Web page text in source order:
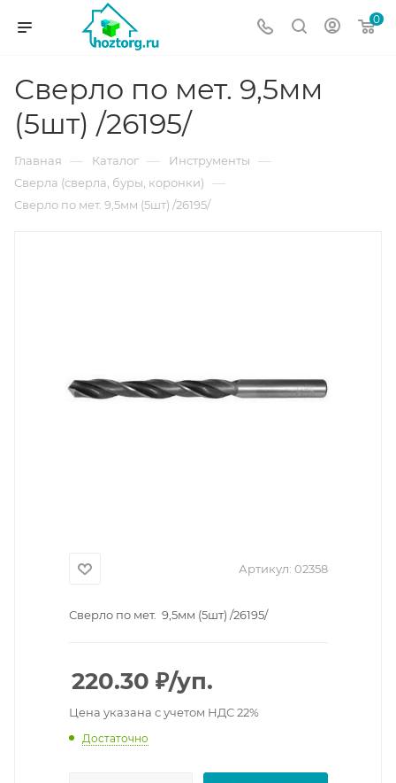
0
Сверло по мет. 9,5мм
(5шт) /26195/
Главная — Каталог — Инструменты —
Сверла (сверла, буры, коронки) —
Сверло по мет. 9,5мм (5шт) /26195/
Артикул: 02358
Сверло по мет. 9,5мм (5шт) /26195/
220.30 ₽/уп.
Цена указана с учетом НДС 22%
Достаточно